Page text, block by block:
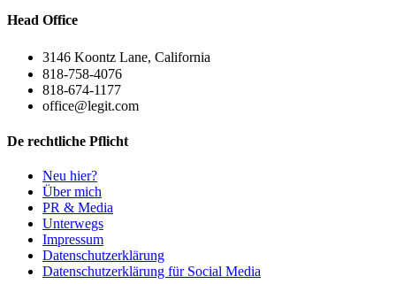
Head Office
3146 Koontz Lane, California
818-758-4076
818-674-1177
office@legit.com
De rechtliche Pflicht
Neu hier?
Über mich
PR & Media
Unterwegs
Impressum
Datenschutzerklärung
Datenschutzerklärung für Social Media